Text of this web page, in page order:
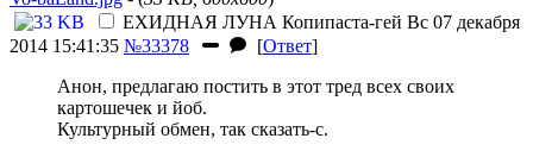
ЕХИДНАЯ ЛУНА Копипаста-гей Вс 07 декабря
2014 15:41:35 №33378 [Ответ]
Анон, предлагаю постить в этот тред всех своих
картошечек и йоб.
Культурный обмен, так сказать-с.